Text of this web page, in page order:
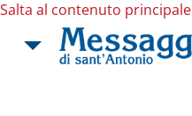
Salta al contenuto principale